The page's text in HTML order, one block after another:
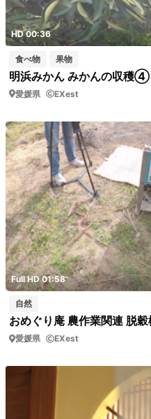
HD 00:36
食べ物 果物
明浜みかん みかんの収穫
愛媛県 EXest
Full HD 01:58
自然
おめぐり庵 農作業関連 脱
愛媛県 EXest